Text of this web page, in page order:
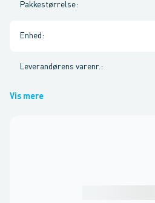
Pakkestørrelse:
Enhed :
Leverandørens varenr. :
Vis mere